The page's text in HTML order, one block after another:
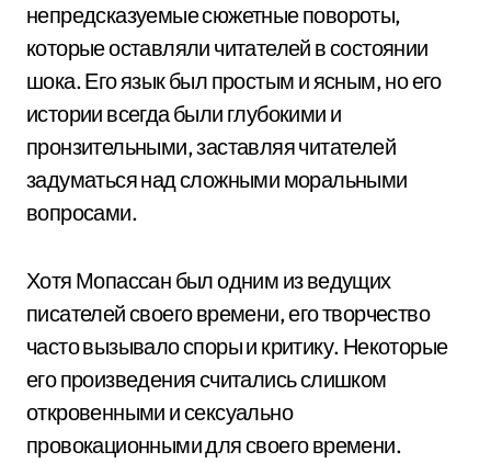
непредсказуемые сюжетные повороты,
которые оставляли читателей в состоянии
шока. Его язык был простым и ясным, но его
истории всегда были глубокими и
пронзительными, заставляя читателей
задуматься над сложными моральными
вопросами.
Хотя Мопассан был одним из ведущих
писателей своего времени, его творчество
часто вызывало споры и критику. Некоторые
его произведения считались слишком
откровенными и сексуально
провокационными для своего времени.